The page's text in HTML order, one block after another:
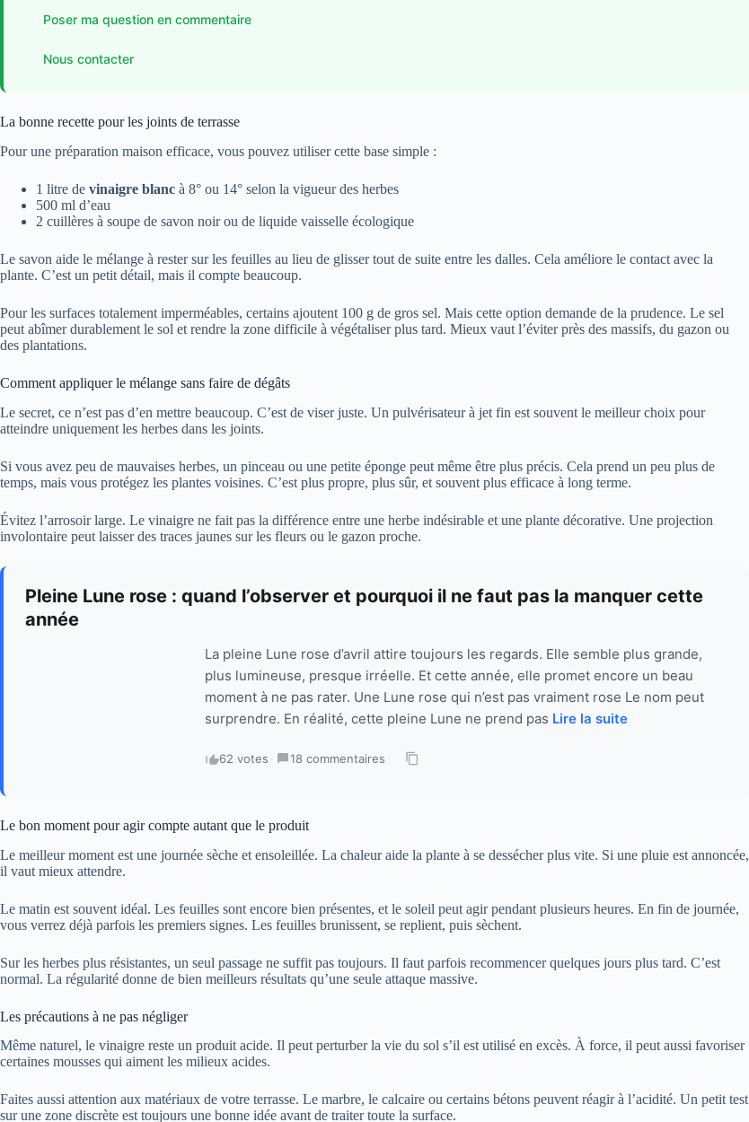
Poser ma question en commentaire
Nous contacter
La bonne recette pour les joints de terrasse
Pour une préparation maison efficace, vous pouvez utiliser cette base simple :
1 litre de vinaigre blanc à 8° ou 14° selon la vigueur des herbes
500 ml d’eau
2 cuillères à soupe de savon noir ou de liquide vaisselle écologique
Le savon aide le mélange à rester sur les feuilles au lieu de glisser tout de suite entre les dalles. Cela améliore le contact avec la
plante. C’est un petit détail, mais il compte beaucoup.
Pour les surfaces totalement imperméables, certains ajoutent 100 g de gros sel. Mais cette option demande de la prudence. Le sel
peut abîmer durablement le sol et rendre la zone difficile à végétaliser plus tard. Mieux vaut l’éviter près des massifs, du gazon ou
des plantations.
Comment appliquer le mélange sans faire de dégâts
Le secret, ce n’est pas d’en mettre beaucoup. C’est de viser juste. Un pulvérisateur à jet fin est souvent le meilleur choix pour
atteindre uniquement les herbes dans les joints.
Si vous avez peu de mauvaises herbes, un pinceau ou une petite éponge peut même être plus précis. Cela prend un peu plus de
temps, mais vous protégez les plantes voisines. C’est plus propre, plus sûr, et souvent plus efficace à long terme.
Évitez l’arrosoir large. Le vinaigre ne fait pas la différence entre une herbe indésirable et une plante décorative. Une projection
involontaire peut laisser des traces jaunes sur les fleurs ou le gazon proche.
Pleine Lune rose : quand l’observer et pourquoi il ne faut pas la manquer cette
année
La pleine Lune rose d’avril attire toujours les regards. Elle semble plus grande,
plus lumineuse, presque irréelle. Et cette année, elle promet encore un beau
moment à ne pas rater. Une Lune rose qui n’est pas vraiment rose Le nom peut
surprendre. En réalité, cette pleine Lune ne prend pas Lire la suite
62 votes · 18 commentaires ·
Le bon moment pour agir compte autant que le produit
Le meilleur moment est une journée sèche et ensoleillée. La chaleur aide la plante à se dessécher plus vite. Si une pluie est annoncée,
il vaut mieux attendre.
Le matin est souvent idéal. Les feuilles sont encore bien présentes, et le soleil peut agir pendant plusieurs heures. En fin de journée,
vous verrez déjà parfois les premiers signes. Les feuilles brunissent, se replient, puis sèchent.
Sur les herbes plus résistantes, un seul passage ne suffit pas toujours. Il faut parfois recommencer quelques jours plus tard. C’est
normal. La régularité donne de bien meilleurs résultats qu’une seule attaque massive.
Les précautions à ne pas négliger
Même naturel, le vinaigre reste un produit acide. Il peut perturber la vie du sol s’il est utilisé en excès. À force, il peut aussi favoriser
certaines mousses qui aiment les milieux acides.
Faites aussi attention aux matériaux de votre terrasse. Le marbre, le calcaire ou certains bétons peuvent réagir à l’acidité. Un petit test
sur une zone discrète est toujours une bonne idée avant de traiter toute la surface.